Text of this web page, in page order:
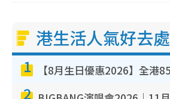
港生活人氣好去處
1
2